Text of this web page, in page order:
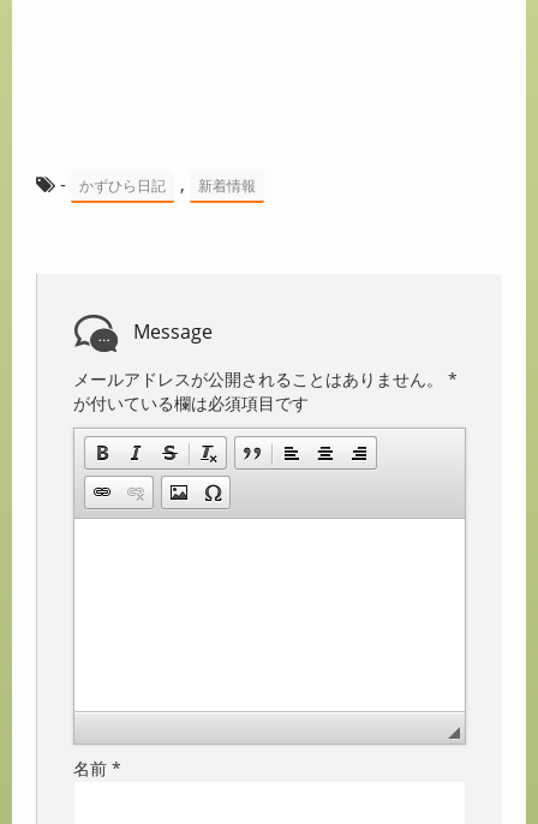
- かずひら日記 , 新着情報
Message
メールアドレスが公開されることはありません。
*
が付いている欄は必須項目です
名前 *